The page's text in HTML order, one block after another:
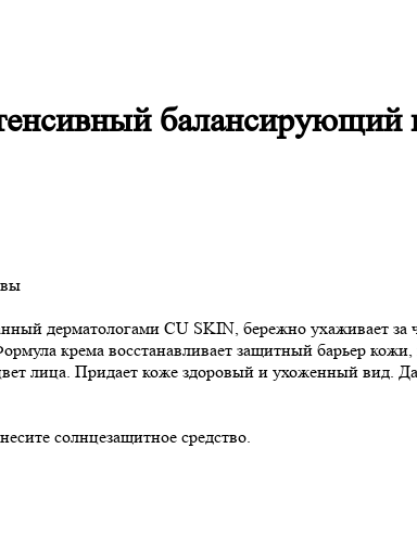
балансирующий
дерматологами CU SKIN, бережно ухаживает за
крема восстанавливает защитный барьер
лица. Придает коже здоровый и ухоженный вид.
солнцезащитное средство.